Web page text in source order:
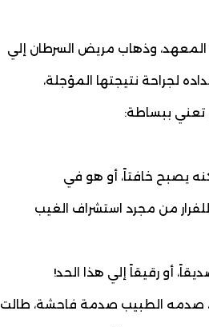
وذهاب مريض السرطان إلي
لجراحة نتيجتها المؤجلة،
تعني ببساطة:
يصبح خافتاً، أو هو في
من مجرد استشراف الغيب
أو رقيقاً إلي هذا الحد!
صدمه الطبيب صدمة فاحشة، طالت